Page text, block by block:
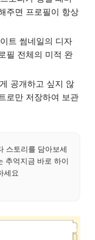
주면 프로필이 항상
트 썸네일의 디자
필 전체의 미적 완
공개하고 싶지 않
로만 저장하여 보관
스토리를 담아보세
추억지금 바로 하이
세요